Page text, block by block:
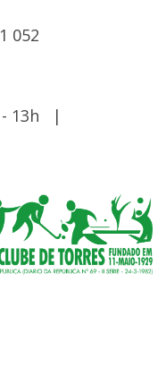
052
- 13h |